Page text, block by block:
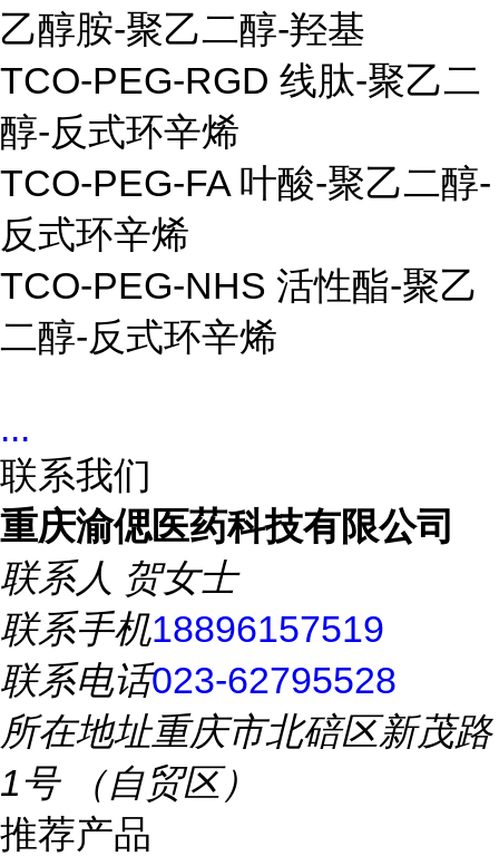
乙醇胺-聚乙二醇-羟基
TCO-PEG-RGD 线肽-聚乙二
醇-反式环辛烯
TCO-PEG-FA 叶酸-聚乙二醇-
反式环辛烯
TCO-PEG-NHS 活性酯-聚乙
二醇-反式环辛烯
...
联系我们
重庆渝偲医药科技有限公司
联系人 贺女士
联系手机18896157519
联系电话023-62795528
所在地址重庆市北碚区新茂路
1号 （自贸区）
推荐产品